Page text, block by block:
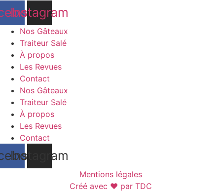
Instagram
Nos Gâteaux
Traiteur Salé
À propos
Les Revues
Contact
Nos Gâteaux
Traiteur Salé
À propos
Les Revues
Contact
Instagram
Mentions légales
Créé avec ♥ par TDC